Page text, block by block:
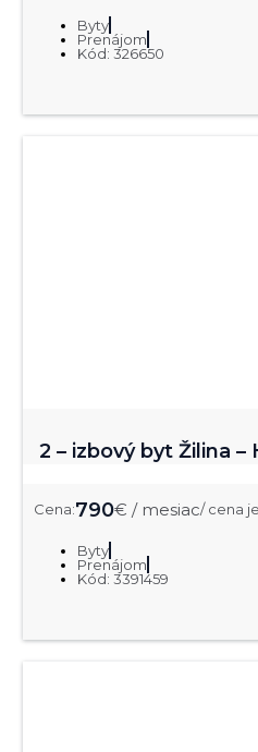
Byty
Prenájom
Kód: 326650
2 – izbový byt Žilina –
Cena:790€ / mesiac/ cena
Byty
Prenájom
Kód: 3391459